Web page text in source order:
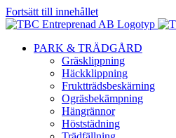
Fortsätt till innehållet
PARK & TRÄDGÅRD
Gräsklippning
Häckklippning
Fruktträdsbeskärning
Ogräsbekämpning
Hängrännor
Höststädning